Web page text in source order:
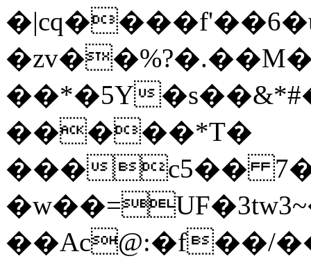
��*�5Y
�����*T�
���c5��
��Ac@:�f��/